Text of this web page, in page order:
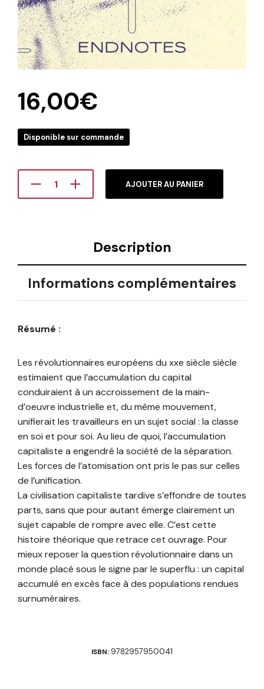
16,00€
Disponible sur commande
AJOUTER AU PANIER
Description
Informations complémentaires
Résumé :
Les révolutionnaires européens du xxe siècle siècle
estimaient que l’accumulation du capital
conduiraient à un accroissement de la main-
d’oeuvre industrielle et, du même mouvement,
unifierait les travailleurs en un sujet social : la classe
en soi et pour soi. Au lieu de quoi, l’accumulation
capitaliste a engendré la société de la séparation.
Les forces de l’atomisation ont pris le pas sur celles
de l’unification.
La civilisation capitaliste tardive s’effondre de toutes
parts, sans que pour autant émerge clairement un
sujet capable de rompre avec elle. C’est cette
histoire théorique que retrace cet ouvrage. Pour
mieux reposer la question révolutionnaire dans un
monde placé sous le signe par le superflu : un capital
accumulé en excès face à des populations rendues
surnuméraires.
ISBN: 9782957950041